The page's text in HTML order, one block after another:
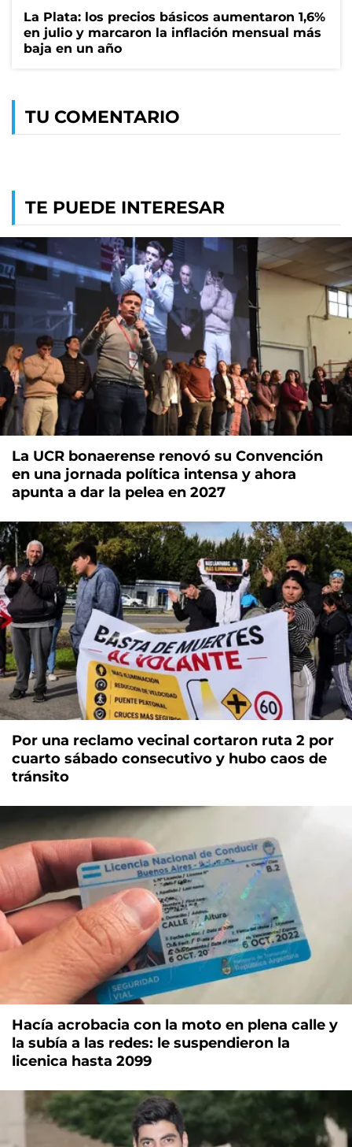
La Plata: los precios básicos aumentaron 1,6%
en julio y marcaron la inflación mensual más
baja en un año
TU COMENTARIO
TE PUEDE INTERESAR
La UCR bonaerense renovó su Convención
en una jornada política intensa y ahora
apunta a dar la pelea en 2027
Por una reclamo vecinal cortaron ruta 2 por
cuarto sábado consecutivo y hubo caos de
tránsito
Hacía acrobacia con la moto en plena calle y
la subía a las redes: le suspendieron la
licenica hasta 2099